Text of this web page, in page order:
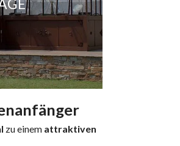
zu einem attraktiven